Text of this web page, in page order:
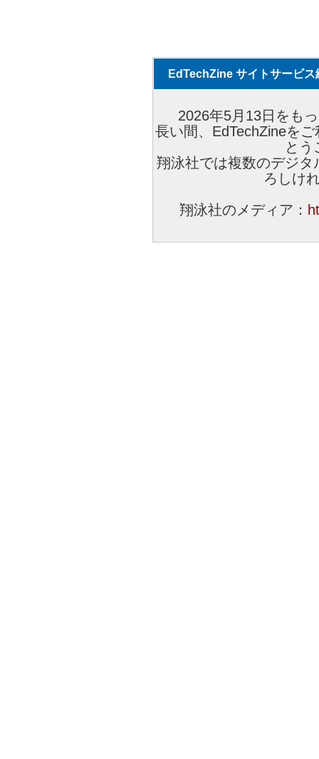
EdTechZine サイトサービス
2026年5月13日をも
長い間、EdTechZineを
とう
翔泳社では複数のデジ
ろしけ
翔泳社のメディア：